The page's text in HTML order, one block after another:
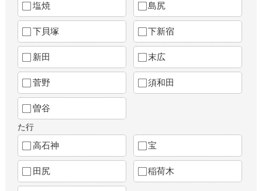
塩焼 島尻
下貝塚 下新宿
新田 末広
菅野 須和田
曽谷
た行
高石神 宝
田尻 稲荷木